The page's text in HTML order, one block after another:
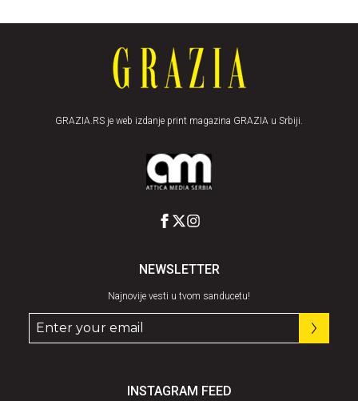
GRAZIA.RS je web izdanje print magazina GRAZIA u Srbiji.
NEWSLETTER
Najnovije vesti u tvom sanducetu!
INSTAGRAM FEED